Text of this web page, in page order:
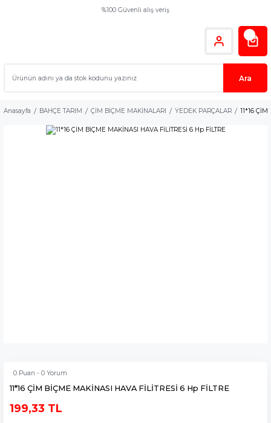
%100 Güvenli alış veriş
Ara
Anasayfa BAHÇE TARIM ÇİM BİÇME MAKİNALARI YEDEK PARÇALAR 11*16
0 Puan - 0 Yorum
11*16 ÇİM BİÇME MAKİNASI HAVA FİLİTRESİ 6 Hp FİLTRE
199,33 TL